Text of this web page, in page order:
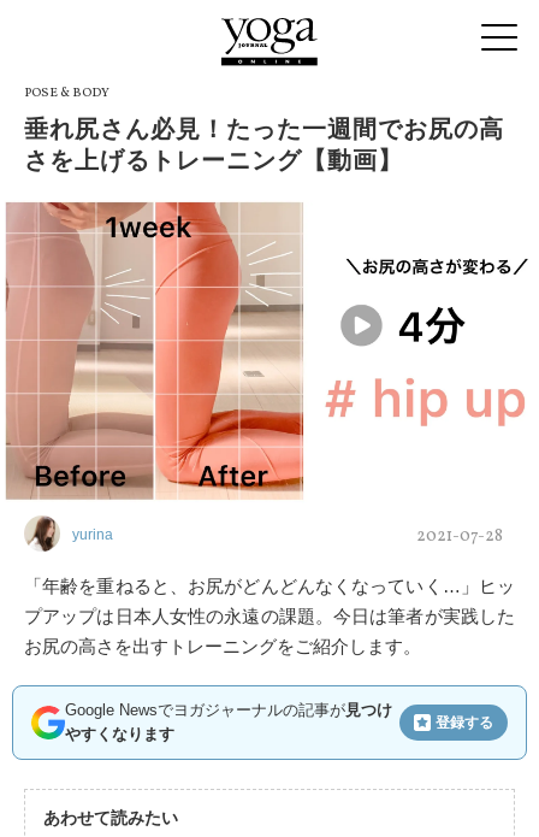
POSE & BODY
垂れ尻さん必見！たった一週間でお尻の高
さを上げるトレーニング【動画】
yurina 2021-07-28
「年齢を重ねると、お尻がどんどんなくなっていく…」ヒッ
プアップは日本人女性の永遠の課題。今日は筆者が実践した
お尻の高さを出すトレーニングをご紹介します。
Google Newsでヨガジャーナルの記事が見つけ
やすくなります
登録する
あわせて読みたい